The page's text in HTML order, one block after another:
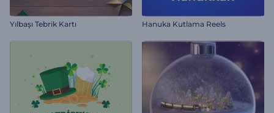
Yılbaşı Tebrik Kartı Hanuka Kutlama Reels